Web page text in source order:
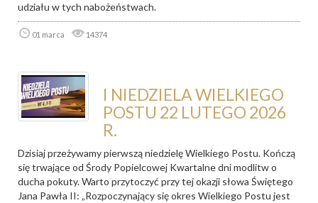
udziału w tych nabożeństwach.
01 marca 14374
I NIEDZIELA WIELKIEGO
POSTU 22 LUTEGO 2026
R.
Dzisiaj przeżywamy pierwszą niedzielę Wielkiego Postu. Kończą
się trwające od Środy Popielcowej Kwartalne dni modlitw o
ducha pokuty. Warto przytoczyć przy tej okazji słowa Świętego
Jana Pawła II: „Rozpoczynający się okres Wielkiego Postu jest